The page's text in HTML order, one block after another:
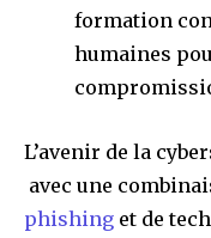
formation
humaines
L’avenir de la
avec une
phishing et de